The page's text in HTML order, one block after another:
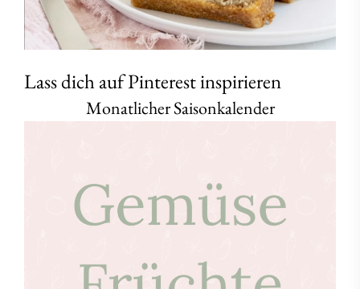
Lass dich auf Pinterest inspirieren
Monatlicher Saisonkalender